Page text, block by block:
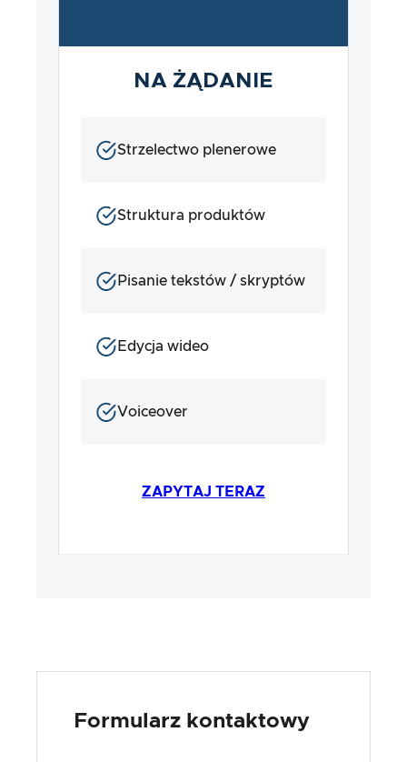
NA ŻĄDANIE
Strzelectwo plenerowe
Struktura produktów
Pisanie tekstów / skryptów
Edycja wideo
Voiceover
ZAPYTAJ TERAZ
Formularz kontaktowy